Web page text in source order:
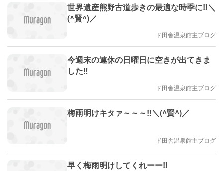
世界遺産熊野古道歩きの最適な時季に‼️＼
(^賢^)／
ド田舎温泉館主ブログ
今週末の連休の日曜日に空きが出てきま
した‼️
ド田舎温泉館主ブログ
梅雨明けキタァ～～～‼＼(^賢^)／
ド田舎温泉館主ブログ
早く梅雨明けしてくれーー‼️